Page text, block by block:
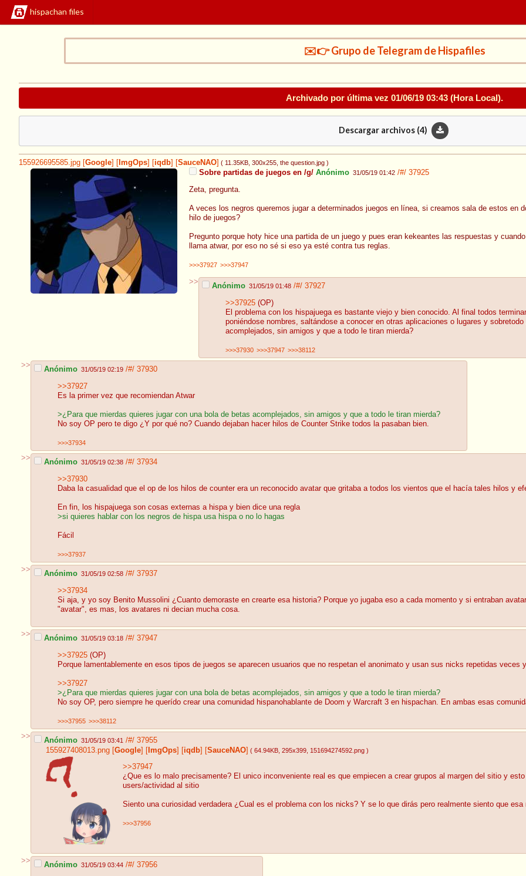
hispachan files
✉️👉 Grupo de Telegram de Hispafiles
Archivado por última vez 01/06/19 03:43 (Hora Local).
Descargar archivos (4)
155926695585.jpg Google ImgOps iqdb SauceNAO ( 11.35KB , 300x255 , the question.jpg )
Sobre partidas de juegos en /g/ Anónimo 31/05/19 01:42 /#/ 37925
Zeta, pregunta.
A veces los negros queremos jugar a determinados juegos en línea, si creamos sala de estos en
hilo de juegos?
Pregunto porque hoty hice una partida de un juego y pues eran kekeantes las respuestas y
llama atwar, por eso no sé si eso ya esté contra tus reglas.
>>>37927 >>>37947
>> Anónimo 31/05/19 01:48 /#/ 37927
>>37925 (OP)
El problema con los hispajuega es bastante viejo y bien conocido. Al final todos
poniéndose nombres, saltándose a conocer en otras aplicaciones o lugares y
acomplejados, sin amigos y que a todo le tiran mierda?
>>>37930 >>>37947 >>>38112
>> Anónimo 31/05/19 02:19 /#/ 37930
>>37927
Es la primer vez que recomiendan Atwar
>¿Para que mierdas quieres jugar con una bola de betas acomplejados, sin amigos y que a todo le tiran mierda?
No soy OP pero te digo ¿Y por qué no? Cuando dejaban hacer hilos de Counter Strike todos la pasaban bien.
>>>37934
>> Anónimo 31/05/19 02:38 /#/ 37934
>>37930
Daba la casualidad que el op de los hilos de counter era un reconocido avatar que gritaba a todos los vientos que el hacía tales hilos y
En fin, los hispajuega son cosas externas a hispa y bien dice una regla
>si quieres hablar con los negros de hispa usa hispa o no lo hagas
Fácil
>>>37937
>> Anónimo 31/05/19 02:58 /#/ 37937
>>37934
Si aja, y yo soy Benito Mussolini ¿Cuanto demoraste en crearte esa historia? Porque yo jugaba eso a cada momento y si entraban
"avatar", es mas, los avatares ni decian mucha cosa.
>> Anónimo 31/05/19 03:18 /#/ 37947
>>37925 (OP)
Porque lamentablemente en esos tipos de juegos se aparecen usuarios que no respetan el anonimato y usan sus nicks repetidas veces
>>37927
>¿Para que mierdas quieres jugar con una bola de betas acomplejados, sin amigos y que a todo le tiran mierda?
No soy OP, pero siempre he querído crear una comunidad hispanohablante de Doom y Warcraft 3 en hispachan. En ambas esas
>>>37955 >>>38112
>> Anónimo 31/05/19 03:41 /#/ 37955
155927408013.png [Google] [ ImgOps] [iqdb] [SauceNAO] ( 64.94KB , 295x399 , 151694274592.png )
>>37947
¿Que es lo malo precisamente? El unico inconveniente real es que empiecen a crear grupos al margen del sitio y
users/actividad al sitio
Siento una curiosidad verdadera ¿Cual es el problema con los nicks? Y se lo que dirás pero realmente siento que
>>>37956
>> Anónimo 31/05/19 03:44 /#/ 37956